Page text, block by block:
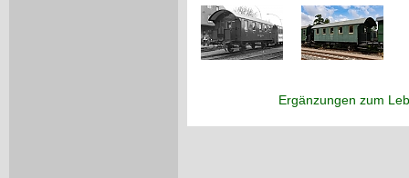
Ergänzungen zum